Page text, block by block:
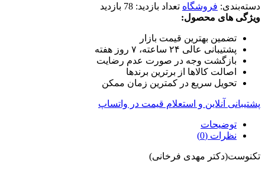
دسته‌بندی: فروشگاه تعداد بازدید: 78 بازدید
ویژگی های محصول:
تضمین بهترین قیمت بازار
پشتیبانی عالی ۲۴ ساعته، ۷ روز هفته
بازگشت وجه در صورت عدم رضایت
اصالت کالاها از برترین برندها
تحویل سریع در کمترین زمان ممکن
پشتیبانی آنلاین و استعلام قیمت در واتساپ
توضیحات
نظرات (0)
تکنوست(دکتر مهدی فرخانی)